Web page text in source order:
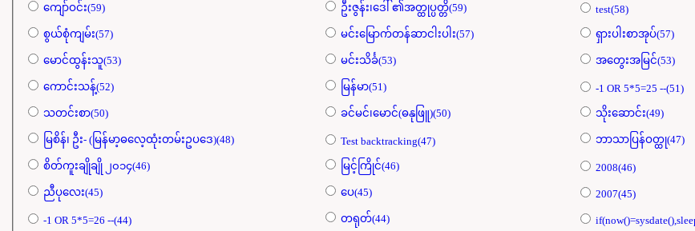
ကျော်ဝင်း(59) ဦးဇွန်း၊ဒေါ် ၏အတ္ထုပ္ပတ္တိ(59) test(58)
စွယ်စုံကျမ်း(57) မင်းမြောက်တန်ဆာငါးပါး(57) ရှားပါးစာအုပ်(57)
မောင်ထွန်းသူ(53) မင်းသိင်္ခ(53) အတွေးအမြင်(53)
ကောင်းသန့်(52) မြန်မာ(51) -1 OR 5*5=25 --(51)
သတင်းစာ(50) ခင်မင်၊မောင်(ဓနုဖြူ)(50) သိုးဆောင်း(49)
မြစိန်၊ ဦး- (မြန်မာ့ဓလေ့ထုံးတမ်းဥပဒေ)(48) Test backtracking(47) ဘာသာပြန်ဝတ္ထု(47)
စိတ်ကူးချိုချို ၂၀၁၄(46) မြင့်ကြိုင်(46) 2008(46)
ညီပုလေး(45) ပေ(45) 2007(45)
-1 OR 5*5=26 --(44) တရုတ်(44)